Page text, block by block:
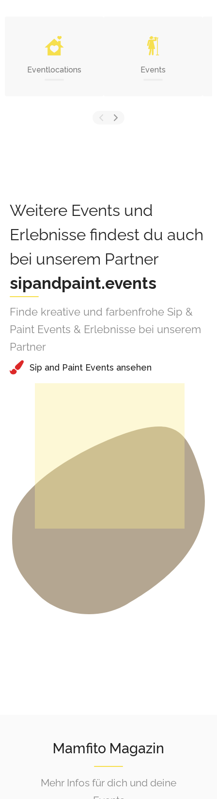
Eventlocations Events
Weitere Events und
Erlebnisse findest du auch
bei unserem Partner
sipandpaint.events
Finde kreative und farbenfrohe Sip &
Paint Events & Erlebnisse bei unserem
Partner
Sip and Paint Events ansehen
Mamfito Magazin
Mehr Infos für dich und deine